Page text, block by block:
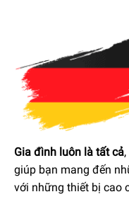
sử dụng, nhất là khu
Bếp nướng gas Rösle
dễ dàng vệ sinh. Cụ
sơn tĩnh điện
, hạn chế
dùng quan sát món ăn
chóng.
Gia đình luôn là tất cả
giúp bạn mang đến
với những thiết bị cao